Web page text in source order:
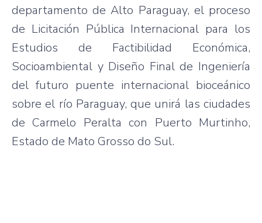
departamento de Alto Paraguay, el proceso
de Licitación Pública Internacional para los
Estudios de Factibilidad Económica,
Socioambiental y Diseño Final de Ingeniería
del futuro puente internacional bioceánico
sobre el río Paraguay, que unirá las ciudades
de Carmelo Peralta con Puerto Murtinho,
Estado de Mato Grosso do Sul.